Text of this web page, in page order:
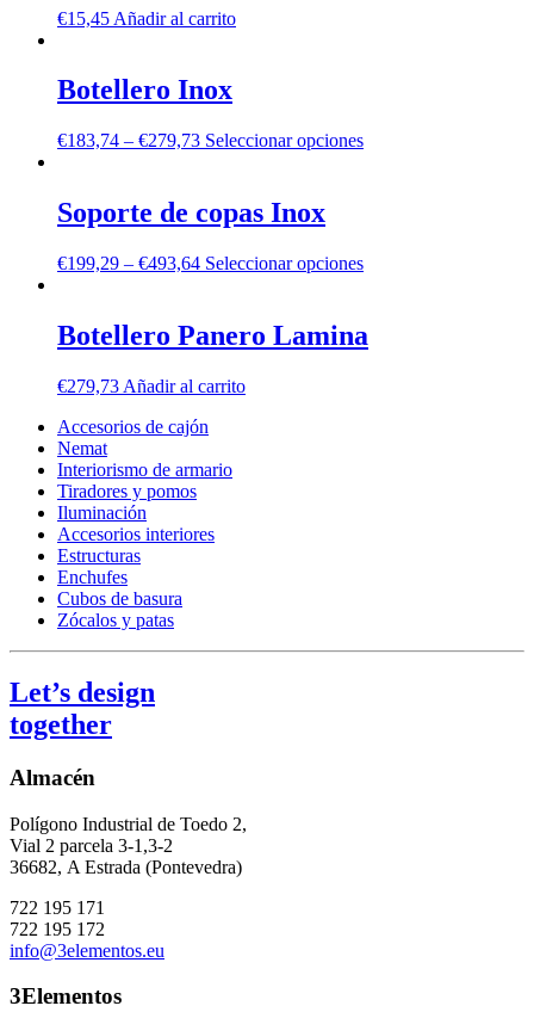
€15,45 Añadir al carrito
Botellero Inox
€183,74 – €279,73 Seleccionar opciones
Soporte de copas Inox
€199,29 – €493,64 Seleccionar opciones
Botellero Panero Lamina
€279,73 Añadir al carrito
Accesorios de cajón
Nemat
Interiorismo de armario
Tiradores y pomos
Iluminación
Accesorios interiores
Estructuras
Enchufes
Cubos de basura
Zócalos y patas
Let’s design
together
Almacén
Polígono Industrial de Toedo 2,
Vial 2 parcela 3-1,3-2
36682, A Estrada (Pontevedra)
722 195 171
722 195 172
info@3elementos.eu
3Elementos